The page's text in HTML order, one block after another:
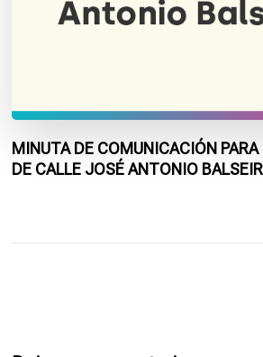
MINUTA DE COMUNICACIÓN
DE CALLE JOSÉ ANTONIO